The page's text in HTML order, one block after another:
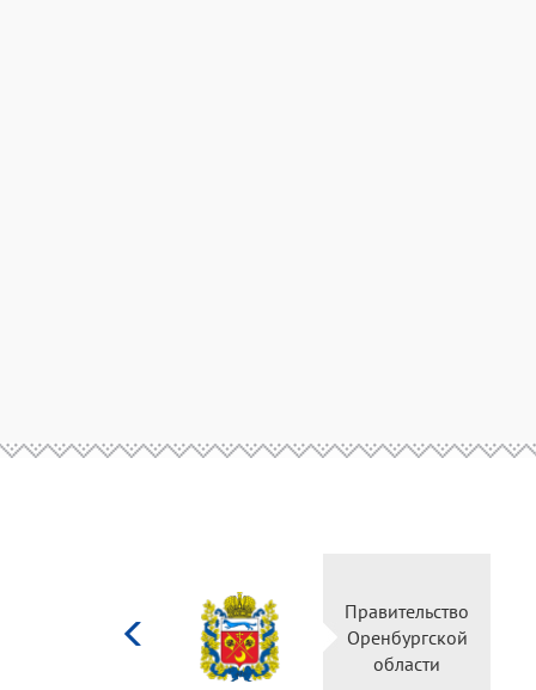
Министерство
культуры
Российской
федерации